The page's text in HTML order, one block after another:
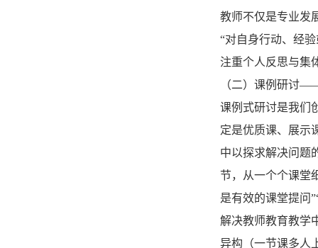
教师不仅是专业发
“对自身行动、经
注重个人反思与集
（二）课例研讨
课例式研讨是我们
定是优质课、展示
中以探求解决问题
节，从一个个课堂
是有效的课堂提问
解决教师教育教学
异构（一节课多人